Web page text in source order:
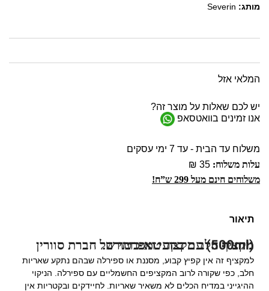
מותג: Severin
המלאי אזל
יש לכם שאלות על מוצר זה?
אנו זמינים בוואטסאפ
משלוח עד הבית - עד 7 ימי עסקים
עלות משלוח:
משלוחים חינם מעל 299 ש”ח!
תיאור
מקציף חלב מקצועי ואיכותי של חברת סוורין (500ml) עם בקר טמפרטורה.
למקציף זה אין קפיץ קבוע, מסננת או ספירלה שבהם נתקע שאריות
חלב, כפי שקורה לרוב המקציפים החשמליים עם ספירלה. הניקוי
ההיגייני במדיח הכלים לא משאיר שאריות. לחיידקים ובקטריות אין